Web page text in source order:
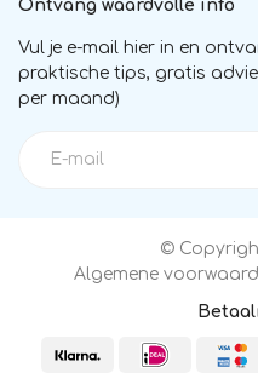
Ontvang waardvolle info
Vul je e-mail hier in en
praktische tips, gratis
per maand)
©
Algemene